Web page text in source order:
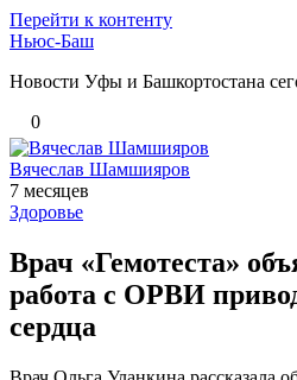
Перейти к контенту
Ньюс-Баш
Новости Уфы и Башкортостана
0
Вячеслав Шамшияров
7 месяцев
Здоровье
Врач «Гемотеста»
работа с ОРВИ
сердца